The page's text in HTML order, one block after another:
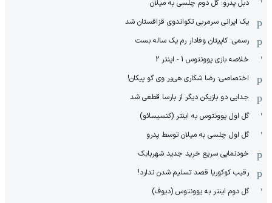
دبل پدرو؛ گل دوم چلسی به میلان
یک ایرانی سرمربی تکواندوی قزاقستان شد
رسمی: کاپیتان وفادار رم یک ساله بست
خلاصه بازی یوونتوس 1 - اینتر 2
اختصاصی: رضا شکاری هی‌یر وی‌ گو پیکان!
جدایی دو بازیکن دیگر از بارسا قطعی شد
گل اول یوونتوس به اینتر (کنسیسائو)
گل اول چلسی به میلان توسط پدرو
خودنمایی سریع خرید جدید شهربابک
رقیب کوکوریا قصد تسلیم شدن ندارد!
گل دوم اینتر به یوونتوس (دیوف)